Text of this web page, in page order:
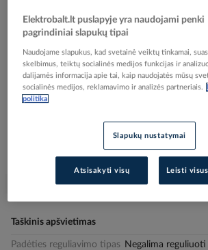
Užsakius nestandartinių dydžių prekes arba
prekes iki 17:30, siunta bus pristatyta nurodytu adresu
atsiėmimui skyriuje iki 9:00. Penktadieniais atitinkamai
Papildoma informacija: Gamintojo nuoroda
DOWNLIGHT
Taškinis apšvietimas
Padėties reguliavimo tipas
Negalima reguliuoti
Elektrobalt.lt puslapyje yra naudojami penki
pagrindiniai slapukų tipai
Naudojame slapukus, kad svetainė veiktų tinkamai,
skelbimus, teiktų socialinės medijos funkcijas ir
dalijamės informacija apie tai, kaip naudojatės mūsų
socialinės medijos, reklamavimo ir analizės partneriais.
politika
Slapukų nustatymai
Atsisakyti visų Leisti